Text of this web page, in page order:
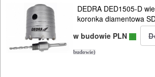
Do
młotów
udarowych
DEDRA DED1505-D
koronka diamentowa
w budowie PLN
budowie)